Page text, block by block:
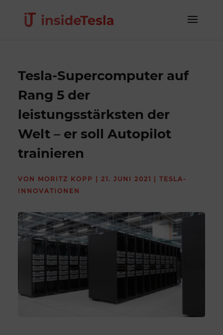
Tesla-Supercomputer auf
Rang 5 der
leistungsstärksten der
Welt – er soll Autopilot
trainieren
VON MORITZ KOPP |21. JUNI 2021 |TESLA-
INNOVATIONEN